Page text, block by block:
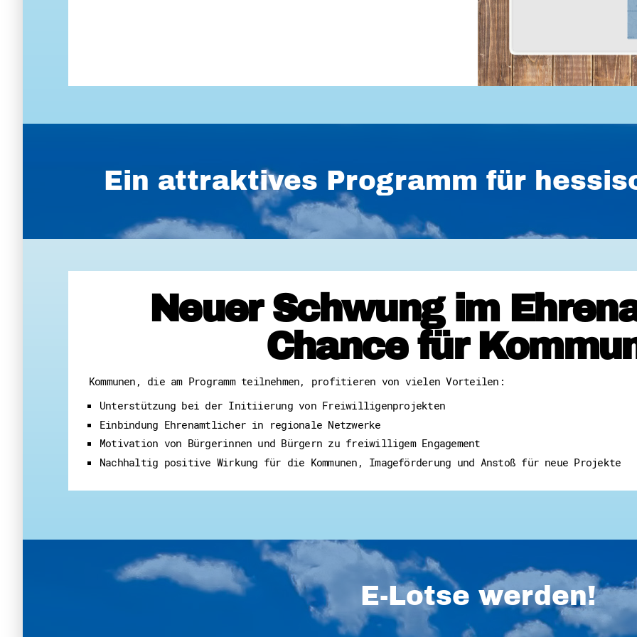
Ein attraktives Programm für
Neuer Schwung im
Chance für
Kommunen, die am Programm teilnehmen, profitieren von vielen Vorteilen:
Unterstützung bei der Initiierung von Freiwilligenprojekten
Einbindung Ehrenamtlicher in regionale Netzwerke
Motivation von Bürgerinnen und Bürgern zu freiwilligem Engagement
Nachhaltig positive Wirkung für die Kommunen, Imageförderung und Anstoß für neue Projekte
E-Lotse werden!